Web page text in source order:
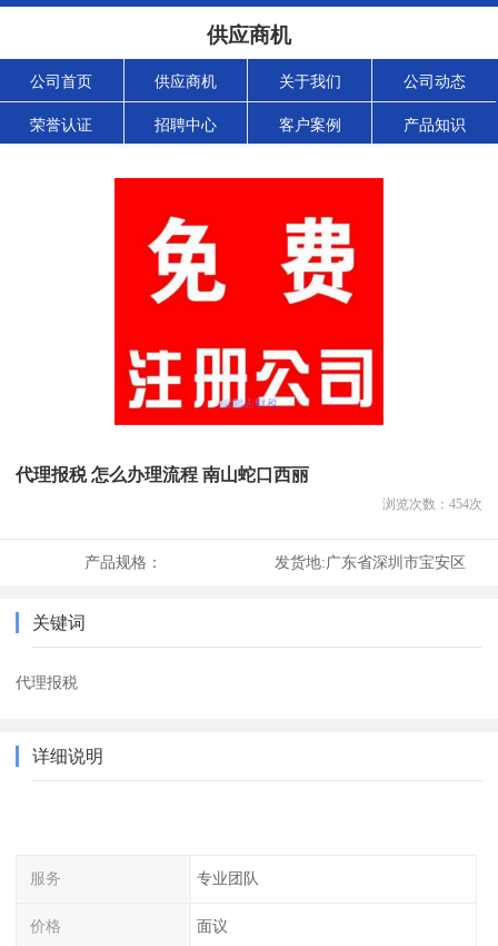
供应商机
公司首页 供应商机 关于我们 公司动态
荣誉认证 招聘中心 客户案例 产品知识
代理报税 怎么办理流程 南山蛇口西丽
浏览次数： 454次
产品规格： 发货地:广东省深圳市宝安区
关键词
代理报税
详细说明
服务 专业团队
价格 面议